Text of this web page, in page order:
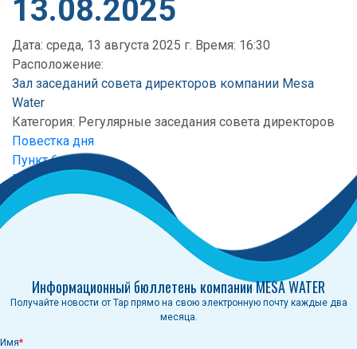
13.08.2025
Дата: среда, 13 августа 2025 г. Время: 16:30
Расположение:
Зал заседаний совета директоров компании Mesa
Water
Категория: Регулярные заседания совета директоров
Повестка дня
Пункт 6
Пункт 7
Протокол
Информационный бюллетень компании MESA WATER
Получайте новости от Tap прямо на свою электронную почту каждые два
месяца.
Имя